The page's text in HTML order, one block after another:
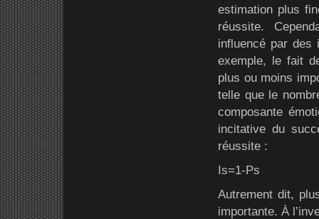
estimation plus
réussite.
influencé par des
exemple, le fait
plus ou moins
telle que le
composante
incitative du
réussite :
Is=1-Ps
Autrement dit,
importante. À